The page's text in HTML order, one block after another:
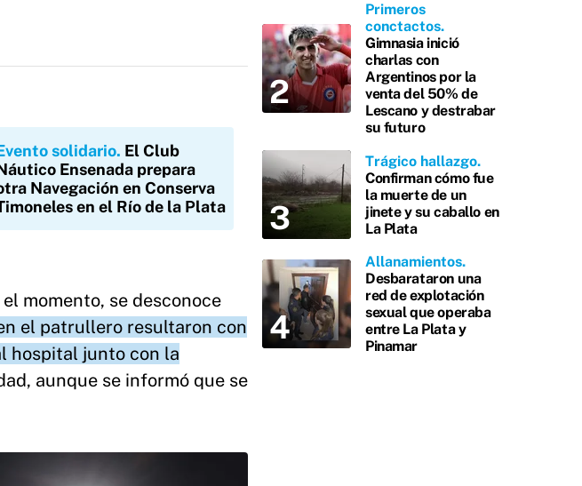
solidario El Club
Ensenada prepara
Navegación en Conserva
en el Río de la Plata
momento, se desconoce
el patrullero resultaron con
hospital junto con la
aunque se informó que se
Primeros
conctactos
Gimnasia inició
charlas con
Argentinos por la
venta del 50% de
Lescano y destrabar
su futuro
Trágico hallazgo
Confirman cómo fue
la muerte de un
jinete y su caballo en
La Plata
Allanamientos
Desbarataron una
red de explotación
sexual que operaba
entre La Plata y
Pinamar